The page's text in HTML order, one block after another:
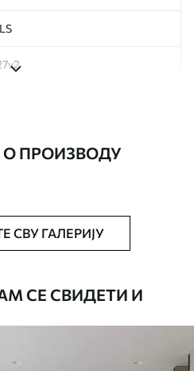
се може нежно очистити меким
Позадине са завршном
О ПРОИЗВОДУ
СВУ ГАЛЕРИЈУ
СЕ СВИДЕТИ И